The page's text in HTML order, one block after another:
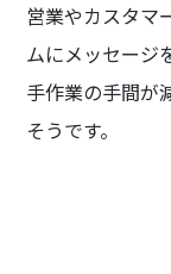
営業やカスタマ
ムにメッセージ
手作業の手間が
そうです。